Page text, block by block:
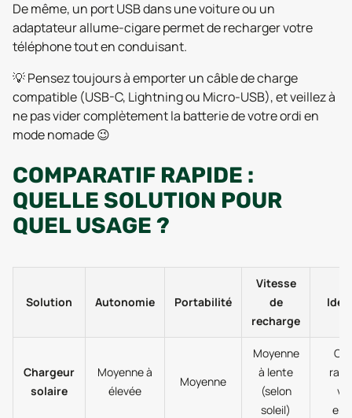
De même, un port USB dans une voiture ou un
adaptateur allume-cigare permet de recharger votre
téléphone tout en conduisant.
💡 Pensez toujours à emporter un câble de charge
compatible (USB-C, Lightning ou Micro-USB), et veillez à
ne pas vider complètement la batterie de votre ordi en
mode nomade 😉
COMPARATIF RAPIDE :
QUELLE SOLUTION POUR
QUEL USAGE ?
Solution Autonomie Portabilité
Vitesse
de
recharge
Chargeur
solaire
Moyenne à
élevée
Moyenne
Moyenne
à lente
(selon
soleil)